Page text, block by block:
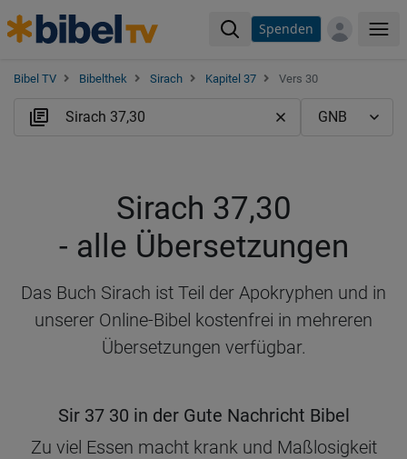
Spenden
Bibel TV Bibelthek Sirach Kapitel 37 Vers 30
Sirach 37,30
- alle Übersetzungen
Das Buch Sirach ist Teil der Apokryphen und in
unserer Online-Bibel kostenfrei in mehreren
Übersetzungen verfügbar.
Sir 37 30 in der Gute Nachricht Bibel
Zu viel Essen macht krank und Maßlosigkeit